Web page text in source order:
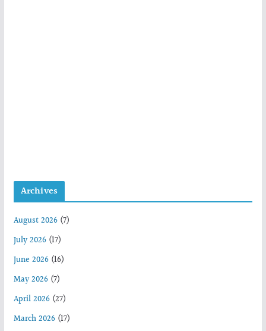
Archives
August 2026(7)
July 2026(17)
June 2026(16)
May 2026(7)
April 2026(27)
March 2026(17)